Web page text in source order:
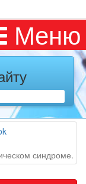
Меню
синдроме.
меры
время дома),
Вы
диету
диеты
нее. Многие